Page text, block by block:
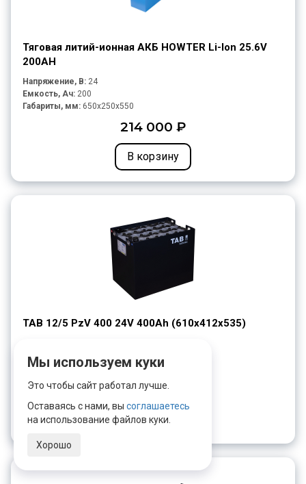
Тяговая литий-ионная АКБ HOWTER Li-Ion 25.6V
200AH
Напряжение, В: 24
Емкость, Ач: 200
Габариты, мм: 650x250x550
214 000 ₽
В корзину
TAB 12/5 PzV 400 24V 400Ah (610х412х535)
Емкость, Ач:
Габариты, мм:610x412x490
Запрос цены
Мы используем куки
Это чтобы сайт работал лучше.
Оставаясь с нами, вы соглашаетесь
на использование файлов куки.
Хорошо